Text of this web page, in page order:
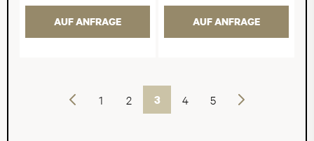
AUF ANFRAGE AUF ANFRAGE
Vorherige 1 2 3 4 5 Weiter